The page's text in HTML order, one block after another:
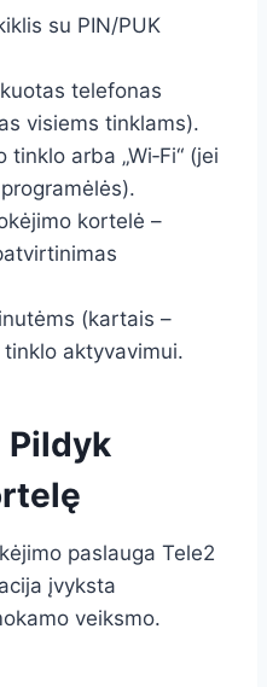
su PIN/PUK
telefonas
visiems tinklams).
arba „Wi‑Fi“ (jei
kortelė –
(kartais –
aktyvavimui.
Pildyk
paslauga Tele2
įvyksta
veiksmo.